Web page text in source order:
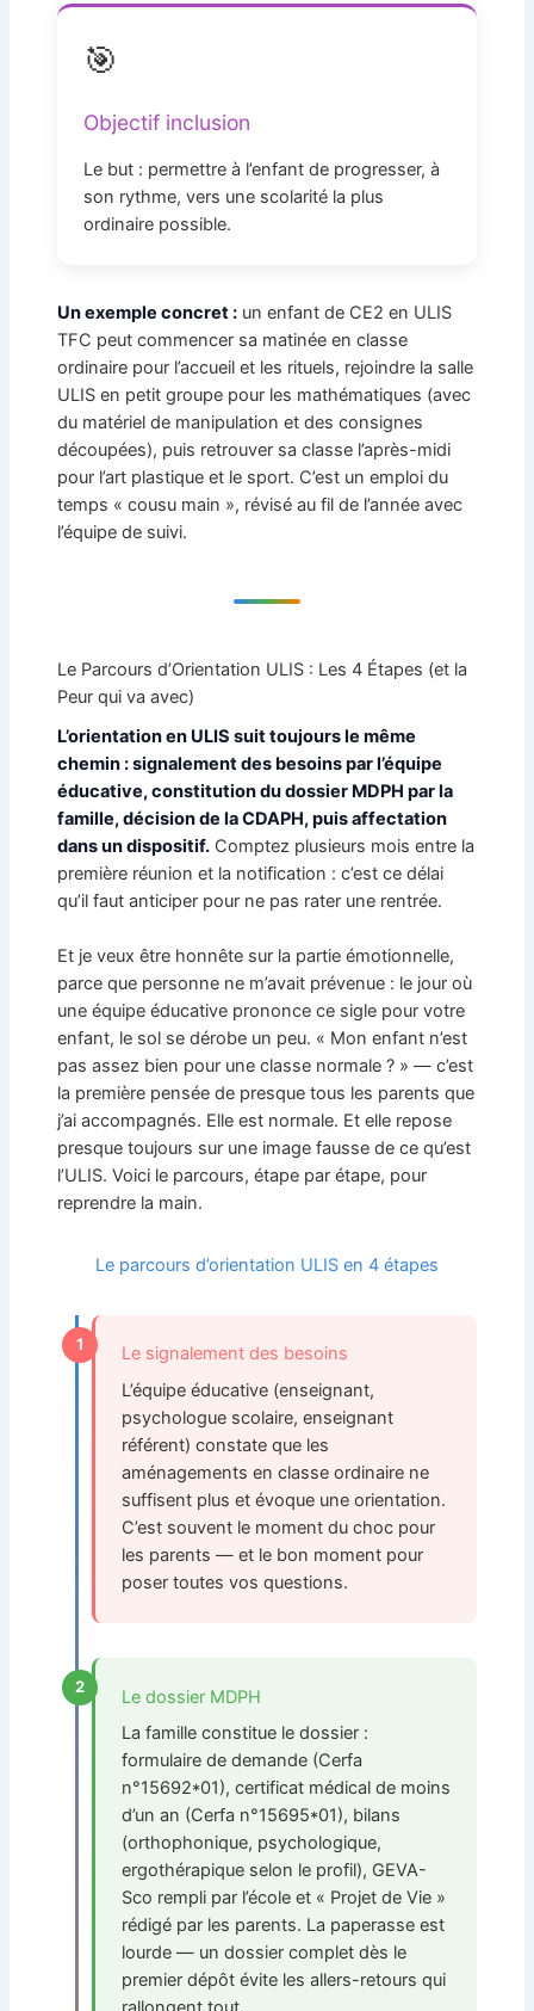
🎯
Objectif inclusion
Le but : permettre à l’enfant de progresser, à
son rythme, vers une scolarité la plus
ordinaire possible.
Un exemple concret :un enfant de CE2 en ULIS
TFC peut commencer sa matinée en classe
ordinaire pour l’accueil et les rituels, rejoindre la salle
ULIS en petit groupe pour les mathématiques (avec
du matériel de manipulation et des consignes
découpées), puis retrouver sa classe l’après-midi
pour l’art plastique et le sport. C’est un emploi du
temps « cousu main », révisé au fil de l’année avec
l’équipe de suivi.
Le Parcours d’Orientation ULIS : Les 4 Étapes (et la
Peur qui va avec)
L’orientation en ULIS suit toujours le même
chemin : signalement des besoins par l’équipe
éducative, constitution du dossier MDPH par la
famille, décision de la CDAPH, puis affectation
dans un dispositif.Comptez plusieurs mois entre la
première réunion et la notification : c’est ce délai
qu’il faut anticiper pour ne pas rater une rentrée.
Et je veux être honnête sur la partie émotionnelle,
parce que personne ne m’avait prévenue : le jour où
une équipe éducative prononce ce sigle pour votre
enfant, le sol se dérobe un peu. « Mon enfant n’est
pas assez bien pour une classe normale ? » — c’est
la première pensée de presque tous les parents que
j’ai accompagnés. Elle est normale. Et elle repose
presque toujours sur une image fausse de ce qu’est
l’ULIS. Voici le parcours, étape par étape, pour
reprendre la main.
Le parcours d’orientation ULIS en 4 étapes
1
Le signalement des besoins
L’équipe éducative (enseignant,
psychologue scolaire, enseignant
référent) constate que les
aménagements en classe ordinaire ne
suffisent plus et évoque une orientation.
C’est souvent le moment du choc pour
les parents — et le bon moment pour
poser toutes vos questions.
2
Le dossier MDPH
La famille constitue le dossier :
formulaire de demande (Cerfa
n°15692*01), certificat médical de moins
d’un an (Cerfa n°15695*01), bilans
(orthophonique, psychologique,
ergothérapique selon le profil), GEVA-
Sco rempli par l’école et « Projet de Vie »
rédigé par les parents. La paperasse est
lourde — un dossier complet dès le
premier dépôt évite les allers-retours qui